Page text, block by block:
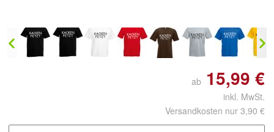
ab 15,99 €
inkl. MwSt.
Versandkosten nur 3,90 €